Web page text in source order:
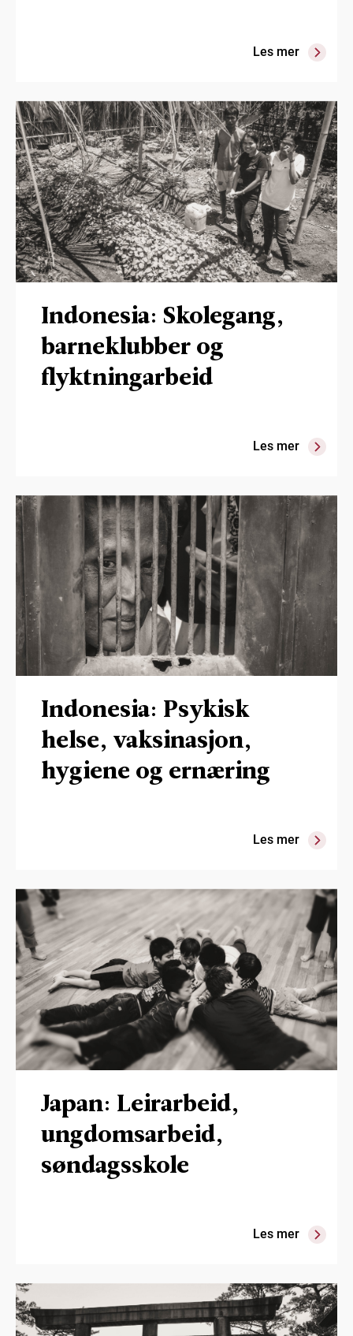
Les mer
Indonesia: Skolegang,
barneklubber og
flyktningarbeid
Les mer
Indonesia: Psykisk
helse, vaksinasjon,
hygiene og ernæring
Les mer
Japan: Leirarbeid,
ungdomsarbeid,
søndagsskole
Les mer